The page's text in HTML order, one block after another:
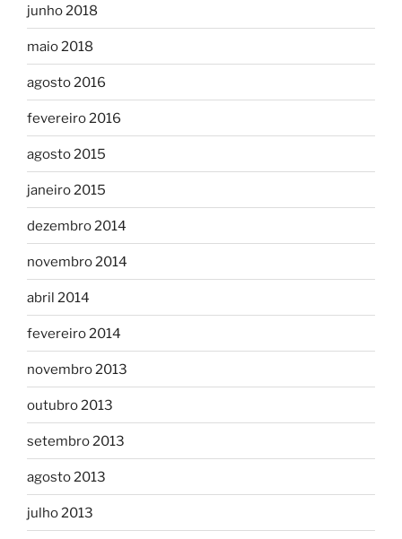
junho 2018
maio 2018
agosto 2016
fevereiro 2016
agosto 2015
janeiro 2015
dezembro 2014
novembro 2014
abril 2014
fevereiro 2014
novembro 2013
outubro 2013
setembro 2013
agosto 2013
julho 2013